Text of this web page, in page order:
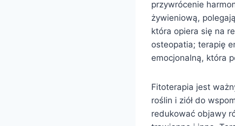
przywrócenie
żywieniową,
która opiera się na
osteopatia; terapię
emocjonalną, która
Fitoterapia jest
roślin i ziół do
redukować objawy